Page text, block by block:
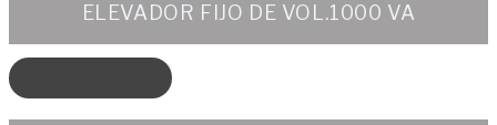
ELEVADOR FIJO DE VOL.1000 VA